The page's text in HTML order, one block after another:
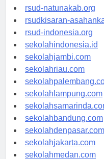
rsud-ntbprov.org
rsud-natunakab.org
rsudkisaran-
rsud-indonesia.org
sekolahindonesia.id
sekolahjambi.com
sekolahriau.com
sekolahlampung.com
sekolahbandung.com
sekolahdenpasar.com
sekolahjakarta.com